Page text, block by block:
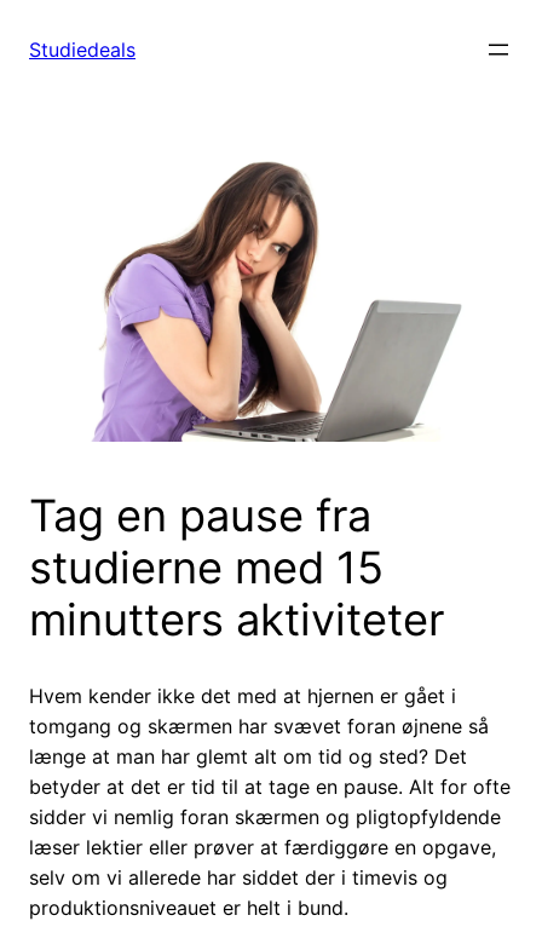
Studiedeals
Tag en pause fra
studierne med 15
minutters aktiviteter
Hvem kender ikke det med at hjernen er gået i
tomgang og skærmen har svævet foran øjnene så
længe at man har glemt alt om tid og sted? Det
betyder at det er tid til at tage en pause. Alt for ofte
sidder vi nemlig foran skærmen og pligtopfyldende
læser lektier eller prøver at færdiggøre en opgave,
selv om vi allerede har siddet der i timevis og
produktionsniveauet er helt i bund.